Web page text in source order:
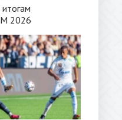
2026